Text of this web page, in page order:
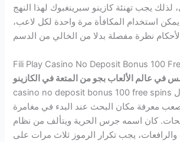
لذلك يجب تهنئة كازينو سبرينغبوك لهذا النهج
يمكن استخدام المكافأة مرة واحدة لكل لاعب،
Fili Play Casino No Deposit Bonus 100
casino no deposit bonus 100 free spins إذا كان هذا هو الحال
معرفة مكان البحث عند البدء في مغامرة
كان اسمه جرس الحرية ويتألف من نظام
يجب تكرار الرموز ثلاث مرات على